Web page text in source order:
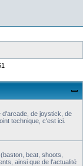
d'arcade, de joystick, de
technique, c'est ici.
beat, shoots,
ainsi que de l'actualité